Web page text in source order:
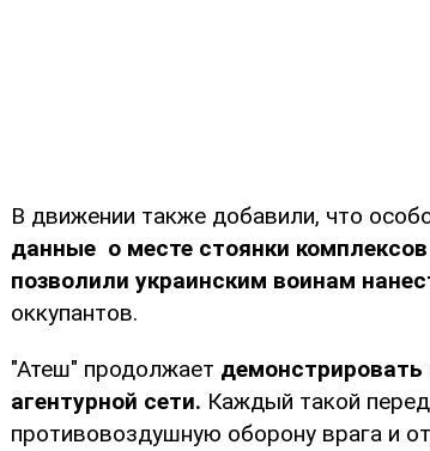
В движении также добавили, что
данные о месте стоянки
позволили украинским воинам
оккупантов.
"Атеш" продолжает
агентурной сети. Каждый такой
противовоздушную оборону врага и